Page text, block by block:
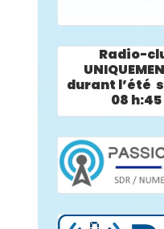
Radio-
durant l’été
08 h:45